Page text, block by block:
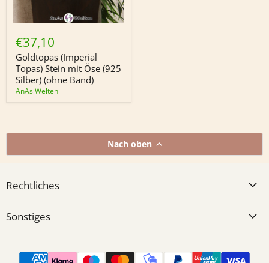
Goldtopas
(Imperial
Topas)
Stein
mit
Öse
(925
Silber)
€37,10
Goldtopas (Imperial
Topas) Stein mit Öse (925
Silber) (ohne Band)
AnAs Welten
Nach oben
Rechtliches
Sonstiges